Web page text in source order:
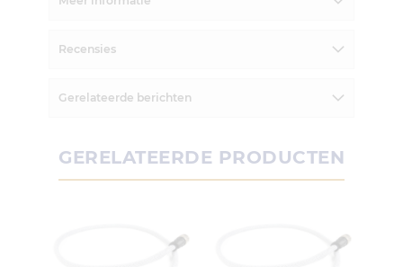
Recensies
Gerelateerde berichten
GERELATEERDE PRODUCTEN